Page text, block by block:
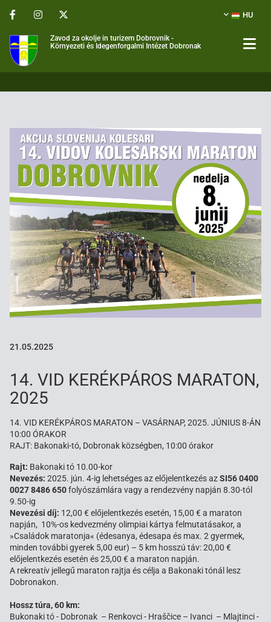
HU
Zavod za okolje in turizem Dobrovnik -
Környezeti és Idegenforgalmi Intézet Dobronak
21.05.2025
14. VID KERÉKPÁROS MARATON,
2025
14. VID KERÉKPÁROS MARATON – VASÁRNAP, 2025. JÚNIUS 8-ÁN
10:00 ÓRAKOR
RAJT: Bakonaki-tó, Dobronak községben, 10:00 órakor
Rajt: Bakonaki tó 10.00-kor
Nevezés: 2025. jún. 4-ig lehetséges az előjelentkezés azSI56 0400
0027 8486 650folyószámlára vagy a rendezvény napján 8.30-tól
9.50-ig
Nevezési díj: 12,00 € előjelentkezés esetén, 15,00 € a maraton
napján, 10%-os kedvezmény olimpiai kártya felmutatásakor, a
»Családok maratonja« (édesanya, édesapa és max. 2 gyermek,
minden további gyerek 5,00 eur) – 5 km hosszú táv: 20,00 €
előjelentkezés esetén és 25,00 € a maraton napján.
A rekreatív jellegű maraton rajtja és célja a Bakonaki tónál lesz
Dobronakon.
Hossz túra, 60 km:
Bukonaki tó - Dobronak – Renkovci - Hraščice – Ivanci – Mlajtinci -